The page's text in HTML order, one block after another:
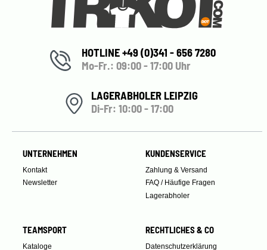
HOTLINE +49 (0)341 - 656 7280
Mo-Fr.: 09:00 - 17:00 Uhr
LAGERABHOLER LEIPZIG
Di-Fr: 10:00 - 17:00
UNTERNEHMEN
Kontakt
Newsletter
KUNDENSERVICE
Zahlung & Versand
FAQ / Häufige Fragen
Lagerabholer
TEAMSPORT
Kataloge
RECHTLICHES & CO
Datenschutzerklärung